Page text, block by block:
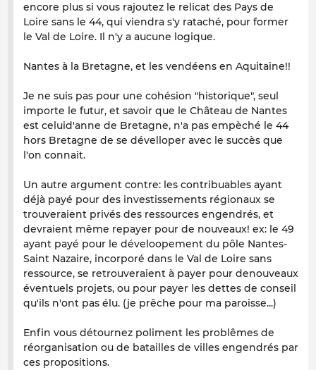
encore plus si vous rajoutez le relicat des Pays de
Loire sans le 44, qui viendra s'y rataché, pour former
le Val de Loire. Il n'y a aucune logique.
Nantes à la Bretagne, et les vendéens en Aquitaine!!
Je ne suis pas pour une cohésion "historique", seul
importe le futur, et savoir que le Château de Nantes
est celuid'anne de Bretagne, n'a pas empèché le 44
hors Bretagne de se dévelloper avec le succès que
l'on connait.
Un autre argument contre: les contribuables ayant
déjà payé pour des investissements régionaux se
trouveraient privés des ressources engendrés, et
devraient même repayer pour de nouveaux! ex: le 49
ayant payé pour le déveloopement du pôle Nantes-
Saint Nazaire, incorporé dans le Val de Loire sans
ressource, se retrouveraient à payer pour denouveaux
éventuels projets, ou pour payer les dettes de conseil
qu'ils n'ont pas élu. (je prêche pour ma paroisse...)
Enfin vous détournez poliment les problêmes de
réorganisation ou de batailles de villes engendrés par
ces propositions.